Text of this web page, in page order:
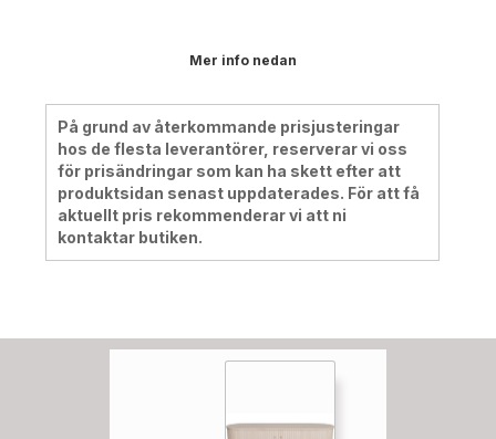
Mer info nedan
På grund av återkommande prisjusteringar
hos de flesta leverantörer, reserverar vi oss
för prisändringar som kan ha skett efter att
produktsidan senast uppdaterades. För att få
aktuellt pris rekommenderar vi att ni
kontaktar butiken.